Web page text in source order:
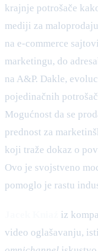
krajnje potrošače
mediji za
na e-commerce
marketingu, do
na A&P. Dakle,
pojedinačnih
Mogućnost da se
prednost za
koji traže dokaz o
Ovo je svojstveno
pomoglo je rastu
iz
video oglašavanju,